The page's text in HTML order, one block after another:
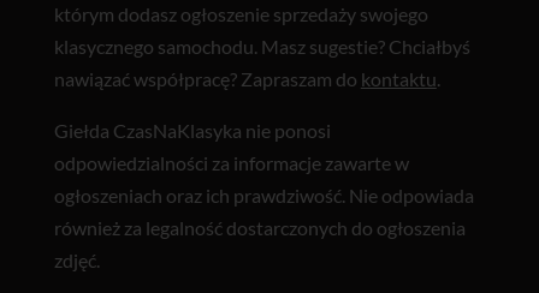
którym dodasz ogłoszenie sprzedaży swojego
klasycznego samochodu. Masz sugestie? Chciałbyś
nawiązać współpracę? Zapraszam do kontaktu.
Giełda CzasNaKlasyka nie ponosi
odpowiedzialności za informacje zawarte w
ogłoszeniach oraz ich prawdziwość. Nie odpowiada
również za legalność dostarczonych do ogłoszenia
zdjęć.